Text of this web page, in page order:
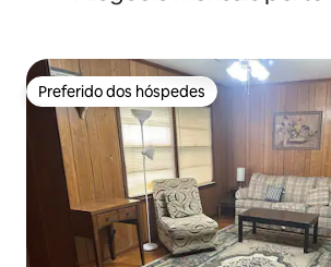
Preferido dos hóspedes
Preferido dos hóspedes